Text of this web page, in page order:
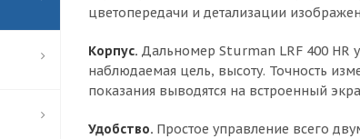
цветопередачи и детализации
Корпус. Дальномер Sturman LRF 400 HR
наблюдаемая цель, высоту. Точность
показания выводятся на встроенный
Удобство. Простое управление всего